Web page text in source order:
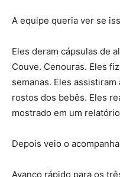
A equipe queria ver se
Eles deram cápsulas de
Couve. Cenouras. Eles
semanas. Eles
rostos dos bebês. Eles
mostrado em um
Depois veio o
Avanço rápido para os